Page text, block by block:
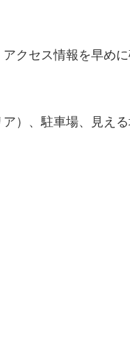
クセス情報を早め
）、駐車場、見え